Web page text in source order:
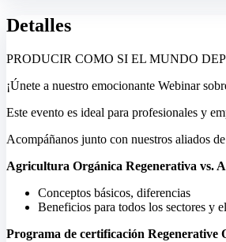
Detalles
PRODUCIR COMO SI EL MUNDO
¡Únete a nuestro emocionante Webinar
Este evento es ideal para profesionales y
Acompáñanos junto con nuestros aliados
Agricultura Orgánica Regenerativa vs.
Conceptos básicos, diferencias
Beneficios para todos los sectores y
Programa de certificación Regenerative